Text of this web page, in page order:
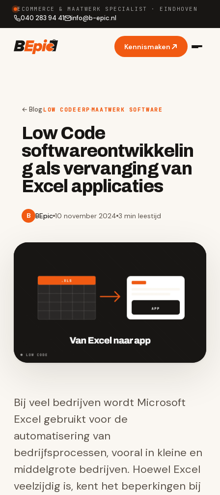
ECOMMERCE & MAATWERK SPECIALIST · EINDHOVEN
040 283 94 41 info@b-epic.nl
Kennismaken
← Blog·LOW CODE·ERP·MAATWERK SOFTWARE
Low Code
softwareontwikkelin
g als vervanging van
Excel applicaties
B BEpic 10 november 2024 3 min leestijd
Bij veel bedrijven wordt Microsoft
Excel gebruikt voor de
automatisering van
bedrijfsprocessen, vooral in kleine en
middelgrote bedrijven. Hoewel Excel
veelzijdig is, kent het beperkingen bij